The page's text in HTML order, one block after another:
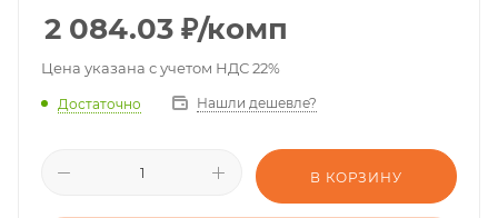
2 084.03 ₽/комп
Цена указана с учетом НДС 22%
Достаточно Нашли дешевле?
В КОРЗИНУ